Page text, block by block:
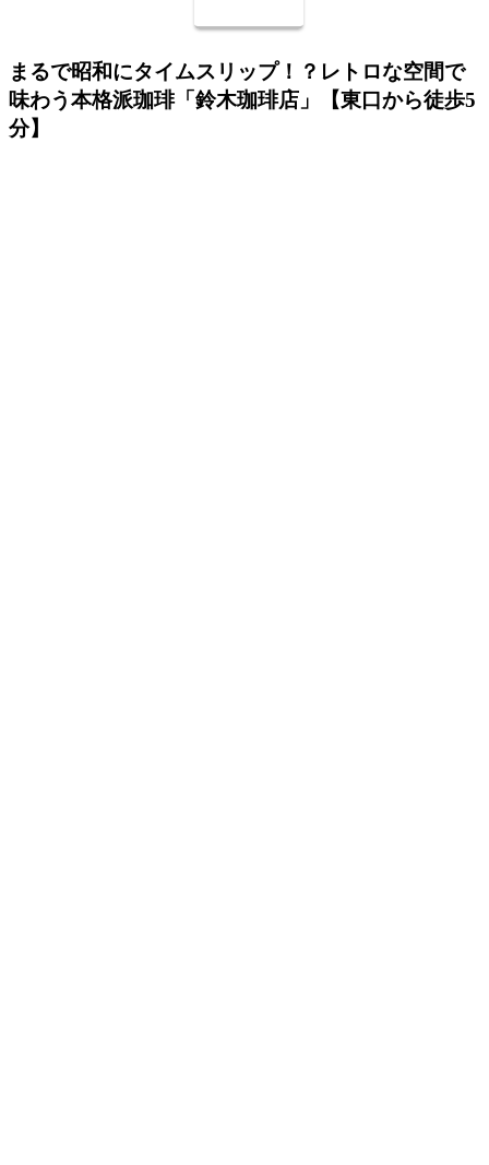
まるで昭和にタイムスリップ！？レトロな空間で
味わう本格派珈琲「鈴木珈琲店」【東口から徒歩5
分】